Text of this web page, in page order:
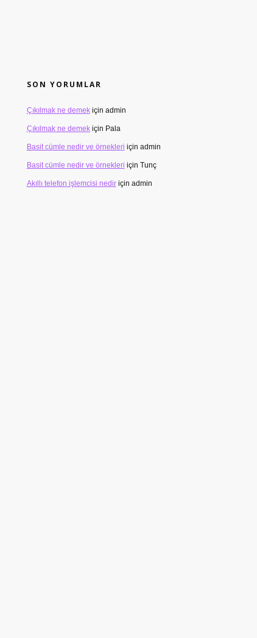
SON YORUMLAR
Çıkılmak ne demekiçin admin
Çıkılmak ne demekiçin Pala
Basit cümle nedir ve örnekleri için admin
Basit cümle nedir ve örnekleri için Tunç
Akıllı telefon işlemcisi nediriçin admin